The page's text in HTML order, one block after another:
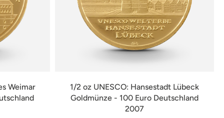
Weimar
1/2 oz UNESCO: Hansestadt Lübeck
Goldmünze - 100 Euro Deutschland
2007